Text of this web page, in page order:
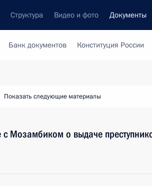
Структура Видео и фото Документы
Банк документов Конституция России
Показать следующие материалы
Мозамбиком о выдаче